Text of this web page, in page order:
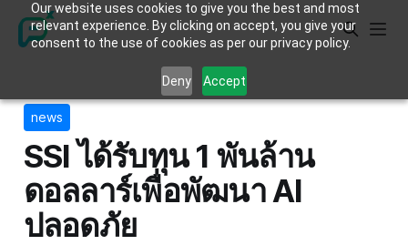
Our website uses cookies to give you the best and most
relevant experience. By clicking on accept, you give your
consent to the use of cookies as per our privacy policy.
Deny Accept
news
SSI ได้รับทุน 1 พันล้าน
ดอลลาร์เพื่อพัฒนา AI
ปลอดภัย